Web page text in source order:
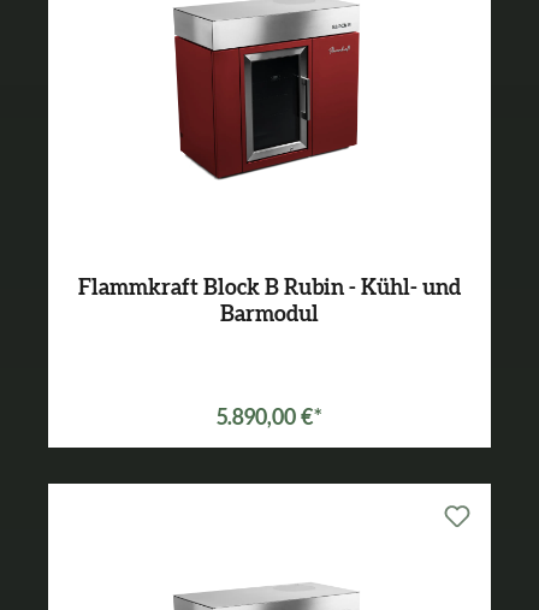
Flammkraft Block B Rubin - Kühl- und
Barmodul
5.890,00 €*